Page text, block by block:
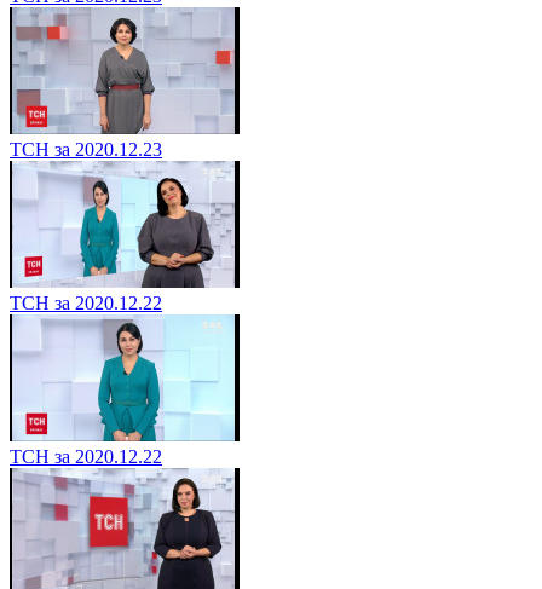
ТСН за 2020.12.23
ТСН за 2020.12.22
ТСН за 2020.12.22